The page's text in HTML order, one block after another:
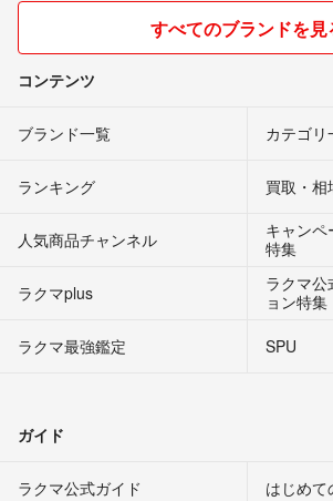
すべてのブランドを見
コンテンツ
ブランド一覧 カテゴリ
ランキング 買取・相
人気商品チャンネル
キャンペ
特集
ラクマplus
ラクマ公
ョン特集
ラクマ最強鑑定
SPU
ガイド
ラクマ公式ガイド はじめて